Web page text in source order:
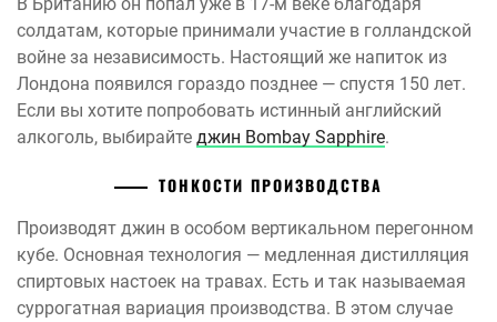
солдатам, которые принимали участие в голландской
войне за независимость. Настоящий же напиток из
Лондона появился гораздо позднее — спустя 150 лет.
Если вы хотите попробовать истинный английский
алкоголь, выбирайте джин Bombay Sapphire.
ТОНКОСТИ ПРОИЗВОДСТВА
Производят джин в особом вертикальном перегонном
кубе. Основная технология — медленная дистилляция
спиртовых настоек на травах. Есть и так называемая
суррогатная вариация производства. В этом случае